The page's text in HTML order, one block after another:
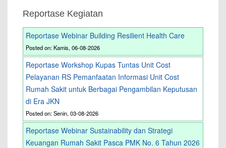
Reportase Kegiatan
Reportase Webinar Building Resilient Health Care
Posted on: Kamis, 06-08-2026
Reportase Workshop Kupas Tuntas Unit Cost
Pelayanan RS Pemanfaatan Informasi Unit Cost
Rumah Sakit untuk Berbagai Pengambilan Keputusan
di Era JKN
Posted on: Senin, 03-08-2026
Reportase Webinar Sustainability dan Strategi
Keuangan Rumah Sakit Pasca PMK No. 6 Tahun 2026